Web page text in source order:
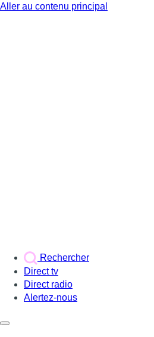
Aller au contenu principal
Rechercher
Direct tv
Direct radio
Alertez-nous